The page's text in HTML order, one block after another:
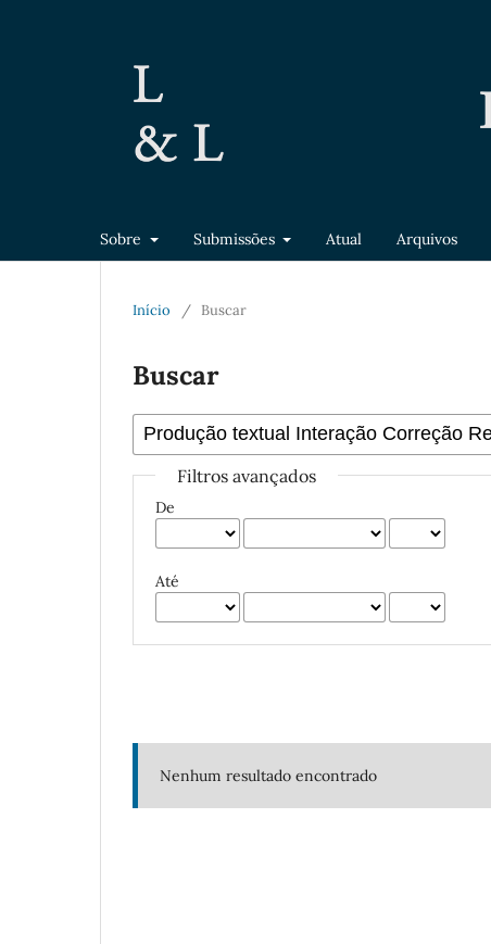
Sobre Submissões Atual Arquivos
Início / Buscar
Buscar
Filtros avançados
De
Até
Nenhum resultado encontrado